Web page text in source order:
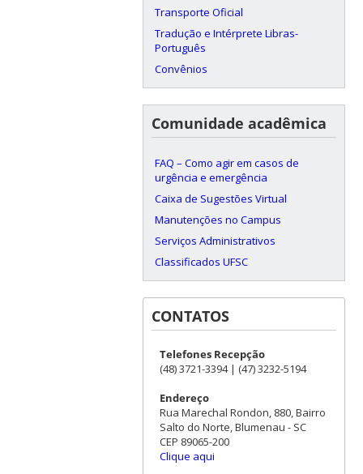
Transporte Oficial
Tradução e Intérprete Libras-
Português
Convênios
Comunidade acadêmica
FAQ – Como agir em casos de
urgência e emergência
Caixa de Sugestões Virtual
Manutenções no Campus
Serviços Administrativos
Classificados UFSC
CONTATOS
Telefones Recepção
(48) 3721-3394 | (47) 3232-5194
Endereço
Rua Marechal Rondon, 880, Bairro
Salto do Norte, Blumenau - SC
CEP 89065-200
Clique aqui